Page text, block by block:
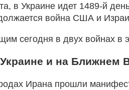
в Украине идет 1489-й
война США и
сегодня в двух войнах в
и на Ближнем
Ирана прошли